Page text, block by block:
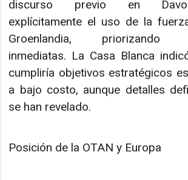
discurso previo en
explícitamente el uso de la
Groenlandia, priorizando
inmediatas. La Casa Blanca
cumpliría objetivos estratégicos
a bajo costo, aunque detalles
se han revelado.
Posición de la OTAN y Europa